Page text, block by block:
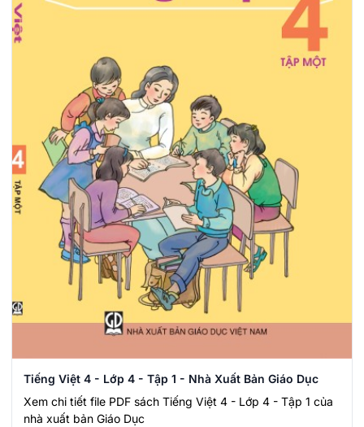
Tiếng Việt 4 - Lớp 4 - Tập 1 - Nhà Xuất Bản Giáo Dục
Xem chi tiết file PDF sách Tiếng Việt 4 - Lớp 4 - Tập 1 của
nhà xuất bản Giáo Dục